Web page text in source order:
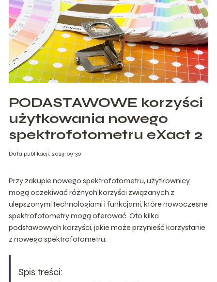
PODASTAWOWE korzyści
użytkowania nowego
spektrofotometru eXact 2
Data publikacji: 2023-09-30
Przy zakupie nowego spektrofotometru, użytkownicy
mogą oczekiwać różnych korzyści związanych z
ulepszonymi technologiami i funkcjami, które nowoczesne
spektrofotometry mogą oferować. Oto kilka
podstawowych korzyści, jakie może przynieść korzystanie
z nowego spektrofotometru:
Spis treści: